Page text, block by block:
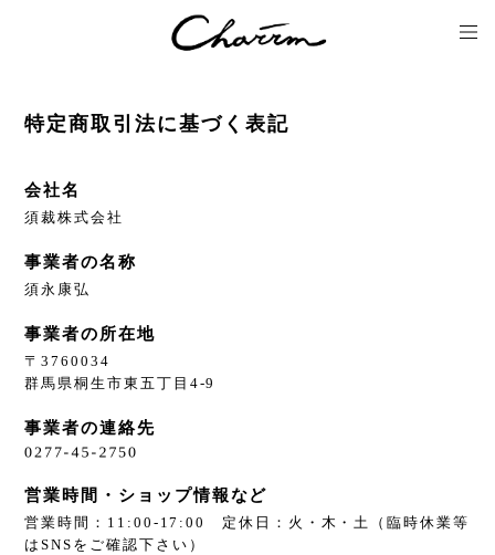
特定商取引法に基づく表記
会社名
須裁株式会社
事業者の名称
須永康弘
事業者の所在地
〒3760034
群馬県桐生市東五丁目4-9
事業者の連絡先
営業時間・ショップ情報など
営業時間：11:00-17:00 定休日：火・木・土（臨時休業等
はSNSをご確認下さい）